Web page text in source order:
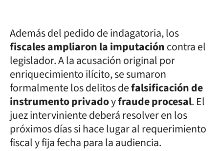
Además del pedido de indagatoria, los
fiscales ampliaron la imputacióncontra el
legislador. A la acusación original por
enriquecimiento ilícito, se sumaron
formalmente los delitos defalsificación de
instrumento privadoyfraude procesal. El
juez interviniente deberá resolver en los
próximos días si hace lugar al requerimiento
fiscal y fija fecha para la audiencia.